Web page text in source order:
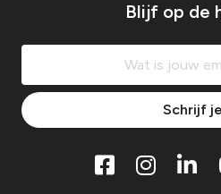
Blijf op de
Schrijf